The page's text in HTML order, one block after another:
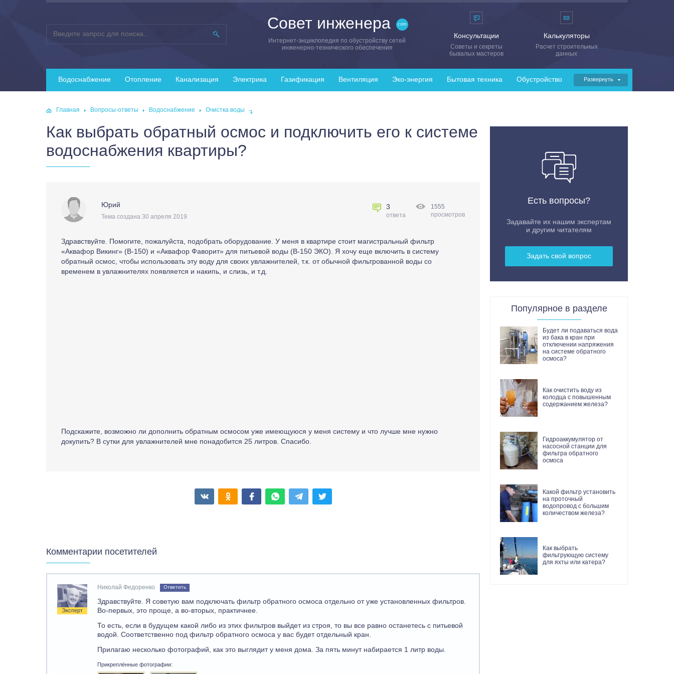
Совет инженера
Интернет-энциклопедия по обустройству сетей
инженерно-технического обеспечения
Водоснабжение Отопление Канализация Электрика Газификация Вентиляция Эко-энергия Бытовая техника Обустройство Развернуть
Консультации
Советы и секреты
бывалых мастеров
Калькуляторы
Расчет строительных
данных
Главная Вопросы-ответы Водоснабжение Очистка воды
Как выбрать обратный осмос и подключить его к системе
водоснабжения квартиры?
Юрий
Тема создана 30 апреля 2019
3
ответа
1555
просмотров
Здравствуйте. Помогите, пожалуйста, подобрать оборудование. У меня в квартире стоит магистральный фильтр
«Аквафор Викинг» (B-150) и «Аквафор Фаворит» для питьевой воды (B-150 ЭКО). Я хочу еще включить в систему
обратный осмос, чтобы использовать эту воду для своих увлажнителей, т.к. от обычной фильтрованной воды со
временем в увлажнителях появляется и накипь, и слизь, и т.д.
Подскажите, возможно ли дополнить обратным осмосом уже имеющуюся у меня систему и что лучше мне нужно
докупить? В сутки для увлажнителей мне понадобится 25 литров. Спасибо.
Комментарии посетителей
Эксперт
Николай Федоренко Ответить
Здравствуйте. Я советую вам подключать фильтр обратного осмоса отдельно от уже установленных фильтров.
Во-первых, это проще, а во-вторых, практичнее.
То есть, если в будущем какой либо из этих фильтров выйдет из строя, то вы все равно останетесь с питьевой
водой. Соответственно под фильтр обратного осмоса у вас будет отдельный кран.
Прилагаю несколько фотографий, как это выглядит у меня дома. За пять минут набирается 1 литр воды.
Прикреплённые фотографии:
Есть вопросы?
Задавайте их нашим экспертам
и другим читателям
Задать свой вопрос
Популярное в разделе
Будет ли подаваться вода
из бака в кран при
отключении напряжения
на системе обратного
осмоса?
Как очистить воду из
колодца с повышенным
содержанием железа?
Гидроаккумулятор от
насосной станции для
фильтра обратного
осмоса
Какой фильтр установить
на проточный
водопровод с большим
количеством железа?
Как выбрать
фильтрующую систему
для яхты или катера?